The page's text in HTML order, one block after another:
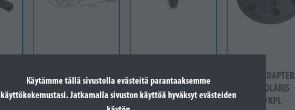
Käytämme tällä sivustolla evästeitä parantaaksemme
käyttökokemustasi. Jatkamalla sivuston käyttöä hyväksyt evästeiden
STIGA
STIGA Throttle
Cable L=1020
STIHL
STIHL Vyökotelo
GTA 26
WHEEL ADAPTER
5X112 POLARIS
38mm 1/KPL